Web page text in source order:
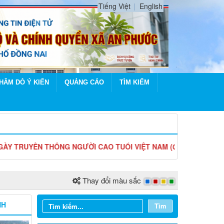
Tiếng Việt English
DÒ Ý KIẾN QUẢNG CÁO TÌM KIẾM
THỐNG NGƯỜI CAO TUỔI VIỆT NAM (06/6/1941 - 06/6/2026)
Thay đổi màu sắc
Tìm